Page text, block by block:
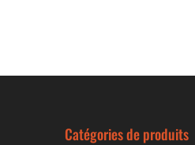
Catégories de produits